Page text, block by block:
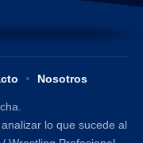
lo que sucede al
Nosotros